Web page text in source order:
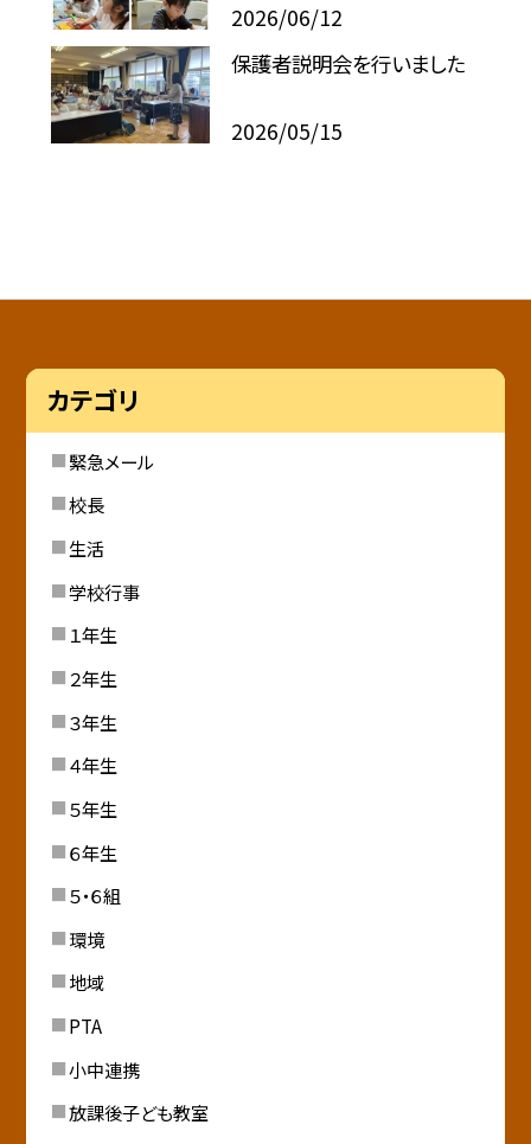
2026/06/12
保護者説明会を行いました
2026/05/15
カテゴリ
緊急メール
校長
生活
学校行事
１年生
２年生
３年生
４年生
５年生
６年生
５・６組
環境
地域
PTA
小中連携
放課後子ども教室